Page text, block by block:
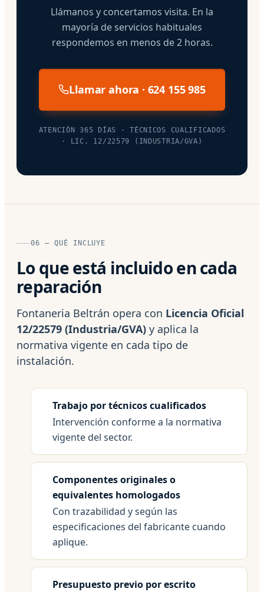
Llámanos y concertamos visita. En la
mayoría de servicios habituales
respondemos en menos de 2 horas.
Llamar ahora · 624 155 985
ATENCIÓN 365 DÍAS · TÉCNICOS CUALIFICADOS
· LIC. 12/22579 (INDUSTRIA/GVA)
06 — QUÉ INCLUYE
Lo que está incluido en cada
reparación
Fontaneria Beltrán opera con Licencia Oficial
12/22579 (Industria/GVA) y aplica la
normativa vigente en cada tipo de
instalación.
Trabajo por técnicos cualificados
Intervención conforme a la normativa
vigente del sector.
Componentes originales o
equivalentes homologados
Con trazabilidad y según las
especificaciones del fabricante cuando
aplique.
Presupuesto previo por escrito